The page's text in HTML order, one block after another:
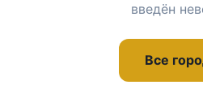
введён
Все